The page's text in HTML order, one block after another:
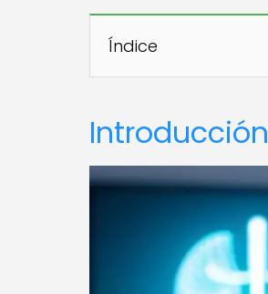
Índice
Introducción